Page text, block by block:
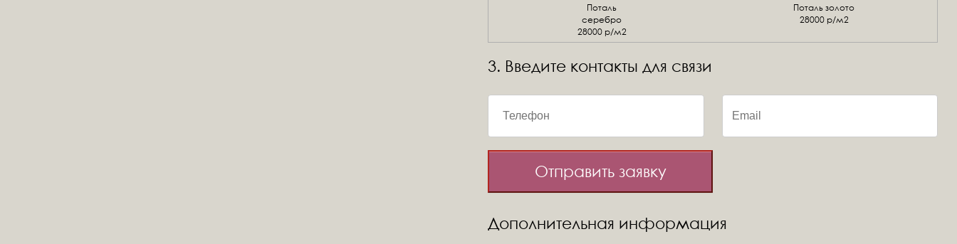
Поталь
серебро
28000 р/м2
Поталь золото
28000 р/м2
3. Введите контакты для связи
Отправить заявку
Дополнительная информация